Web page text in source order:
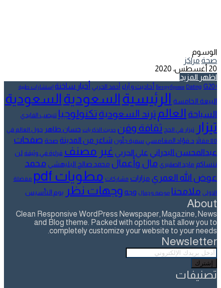
الوسوم
صحة مراكز
20 أغسطس، 2020
اظهر المزيد
! Без рубрики
Dating G20 أحاديث و آراء أحمد الحربي أخبار ساخنة إستشارات طبية
البيعة الخامسة الرئيسيةالسعوديةالسعودية
السياحة العالم ترند السعودية تكنولوجيا تنيضب الفايدي
تيزار تيزار في الحج ثقافة وفن حديث الذكريات حسان طاهر حول العالم في
80 مقالاً
د.فؤاد المغامسي سمية جلّون شاعر من المدينة صحة صفحات
عبدالمحسن البدراني علي الحربي غير مصنف قراءة في وثيقة لن
ننساكم ماجد الصقيري مال وأعمال محمد صالح البليهشي محمد
عوض الله العمري مزارات مشاركات مطويات pdf مفضلة
الاولى ملامحنا موضة وجمال وجه وجهات نظر يوم التأسيس
About
Clean Responsive WordPress Newspaper, Magazine, News
and Blog theme. Packed with options that allow you to
completely customize your website to your needs.
Newsletter
أدخل
بريدك
الإلكتروني
تصنيفات